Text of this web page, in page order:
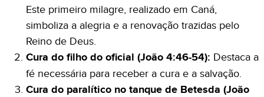
Este primeiro milagre, realizado em Caná,
simboliza a alegria e a renovação trazidas pelo
Reino de Deus.
Cura do filho do oficial (João 4:46-54): Destaca a
fé necessária para receber a cura e a salvação.
Cura do paralítico no tanque de Betesda (João